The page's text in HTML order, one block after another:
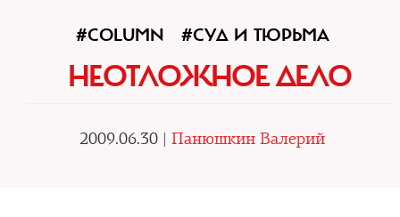
#COLUMN #СУД И ТЮРЬМА
НЕОТЛОЖНОЕ ДЕЛО
2009.06.30 | Панюшкин Валерий